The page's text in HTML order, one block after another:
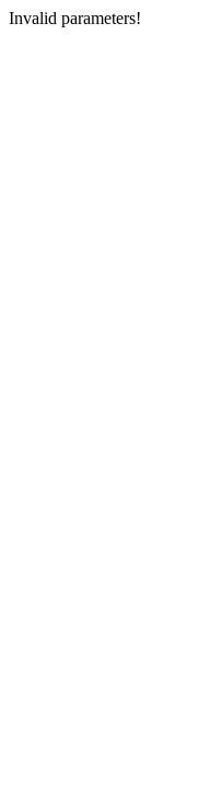
Invalid parameters!